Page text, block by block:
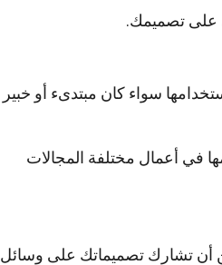
على تصميمك.
سواء كان مبتدىء أو خبير
في أعمال مختلفة المجالات
كما يمكن أن تشارك تصميماتك على وسائل